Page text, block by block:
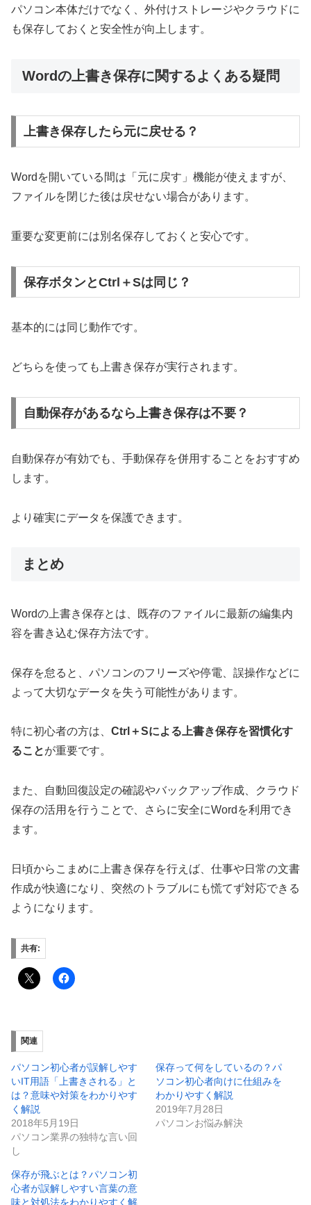
パソコン本体だけでなく、外付けストレージやクラウドに
も保存しておくと安全性が向上します。
Wordの上書き保存に関するよくある疑問
上書き保存したら元に戻せる？
Wordを開いている間は「元に戻す」機能が使えますが、
ファイルを閉じた後は戻せない場合があります。
重要な変更前には別名保存しておくと安心です。
保存ボタンとCtrl＋Sは同じ？
基本的には同じ動作です。
どちらを使っても上書き保存が実行されます。
自動保存があるなら上書き保存は不要？
自動保存が有効でも、手動保存を併用することをおすすめ
します。
より確実にデータを保護できます。
まとめ
Wordの上書き保存とは、既存のファイルに最新の編集内
容を書き込む保存方法です。
保存を怠ると、パソコンのフリーズや停電、誤操作などに
よって大切なデータを失う可能性があります。
特に初心者の方は、 Ctrl＋Sによる上書き保存を習慣化す
ることが重要です。
また、自動回復設定の確認やバックアップ作成、クラウド
保存の活用を行うことで、さらに安全にWordを利用でき
ます。
日頃からこまめに上書き保存を行えば、仕事や日常の文書
作成が快適になり、突然のトラブルにも慌てず対応できる
ようになります。
共有:
関連
パソコン初心者が誤解しやす
いIT用語「上書きされる」と
は？意味や対策をわかりやす
く解説
2018年5月19日
パソコン業界の独特な言い回
し
保存って何をしているの？パ
ソコン初心者向けに仕組みを
わかりやすく解説
2019年7月28日
パソコンお悩み解決
保存が飛ぶとは？パソコン初
心者が誤解しやすい言葉の意
味と対処法をわかりやすく解